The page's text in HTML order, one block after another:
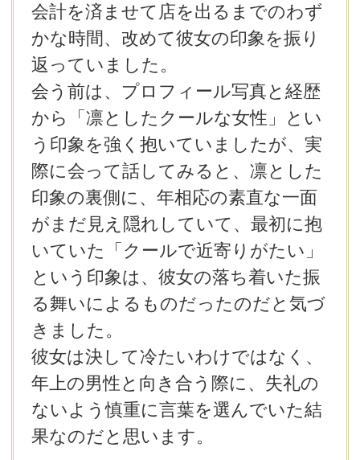
会計を済ませて店を出るまでのわず
かな時間、改めて彼女の印象を振り
返っていました。
会う前は、プロフィール写真と経歴
から「凛としたクールな女性」とい
う印象を強く抱いていましたが、実
際に会って話してみると、凛とした
印象の裏側に、年相応の素直な一面
がまだ見え隠れしていて、最初に抱
いていた「クールで近寄りがたい」
という印象は、彼女の落ち着いた振
る舞いによるものだったのだと気づ
きました。
彼女は決して冷たいわけではなく、
年上の男性と向き合う際に、失礼の
ないよう慎重に言葉を選んでいた結
果なのだと思います。